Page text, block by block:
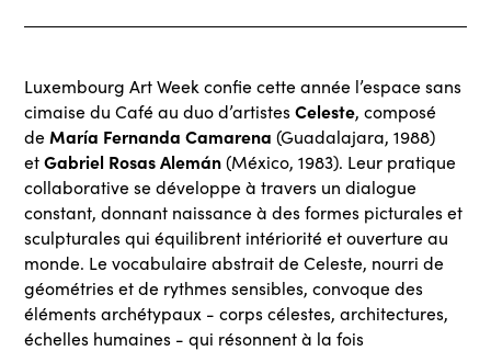
Luxembourg Art Week confie cette année l’espace sans
cimaise du Café au duo d’artistesCeleste, composé
de María Fernanda Camarena (Guadalajara, 1988)
etGabriel Rosas Alemán(México, 1983). Leur pratique
collaborative se développe à travers un dialogue
constant, donnant naissance à des formes picturales et
sculpturales qui équilibrent intériorité et ouverture au
monde. Le vocabulaire abstrait de Celeste, nourri de
géométries et de rythmes sensibles, convoque des
éléments archétypaux - corps célestes, architectures,
échelles humaines - qui résonnent à la fois